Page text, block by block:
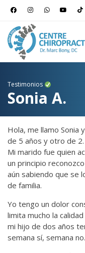
Testimonios
Sonia A.
Hola, me llamo Sonia
de 5 años y otro de 2.
Mi marido fue quien
un principio
aún sabiendo que se
de familia.
Yo tengo un dolor
limita mucho la
mi hijo de dos años
semana sí, semana no.